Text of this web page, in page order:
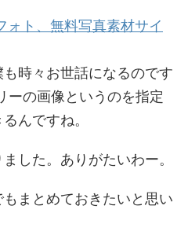
ォト、無料写真素材サイ
時々お世話になるのです
ーの画像というのを指定
んですね。
した。ありがたいわー。
まとめておきたいと思い